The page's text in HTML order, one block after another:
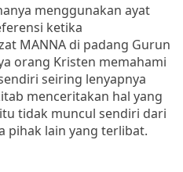
menggunakan ayat
ketika
MANNA di padang Gurun
orang Kristen memahami
seiring lenyapnya
menceritakan hal yang
tidak muncul sendiri dari
pihak lain yang terlibat.